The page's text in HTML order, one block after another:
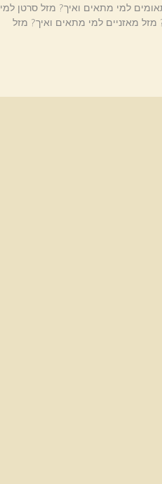
למי מתאים ואיך? מזל סרטן למי
מאזניים למי מתאים ואיך? מזל